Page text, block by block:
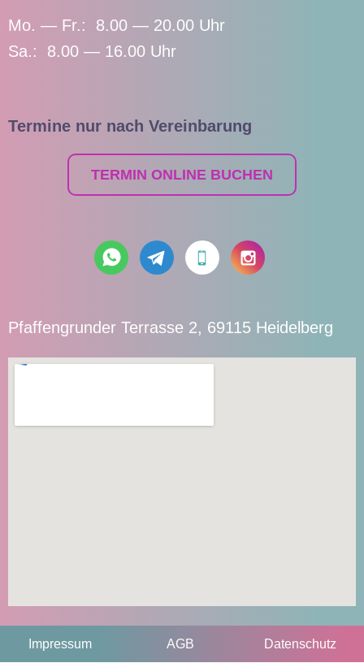
Mo. — Fr.: 8.00 — 20.00 Uhr
Sa.: 8.00 — 16.00 Uhr
Termine nur nach Vereinbarung
TERMIN ONLINE BUCHEN
Pfaffengrunder Terrasse 2, 69115 Heidelberg
Impressum AGB Datenschutz